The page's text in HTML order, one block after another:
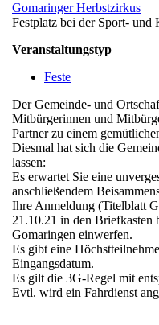
Gomaringer Herbstzirkus
Festplatz bei der Sport-
Veranstaltungstyp
Feste
Der Gemeinde- und
Mitbürgerinnen und
Partner zu einem
Diesmal hat sich die
lassen:
Es erwartet Sie eine
anschließendem
Ihre Anmeldung (Titelblatt
21.10.21 in den Briefkasten
Gomaringen einwerfen.
Es gibt eine
Eingangsdatum.
Es gilt die 3G-Regel mit
Evtl. wird ein Fahrdienst